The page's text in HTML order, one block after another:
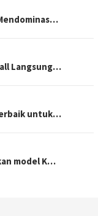
Langsung…
untuk…
model K…